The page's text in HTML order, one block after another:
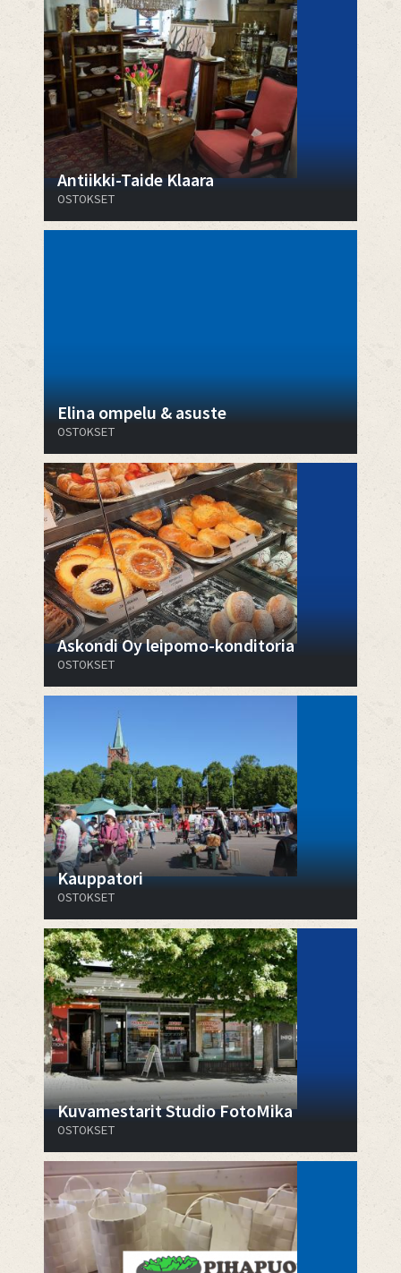
Antiikki-Taide Klaara
OSTOKSET
Elina ompelu & asuste
OSTOKSET
Askondi Oy leipomo-konditoria
OSTOKSET
Kauppatori
OSTOKSET
Kuvamestarit Studio FotoMika
OSTOKSET